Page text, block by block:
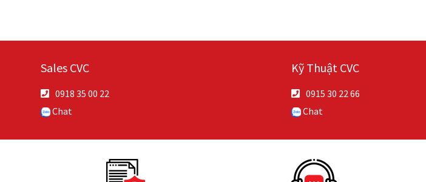
Sales CVC
0918 35 00 22
Chat
Kỹ Thuật CVC
0915 30 22 66
Chat